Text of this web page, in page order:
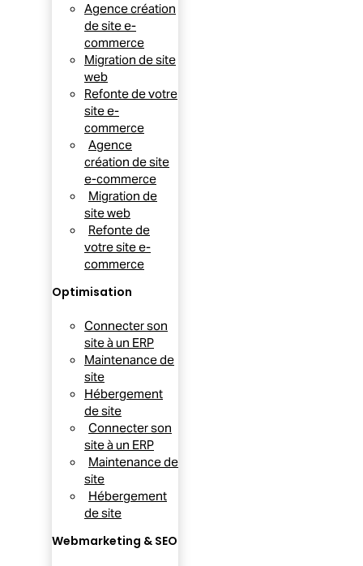
Agence création
de site e-
commerce
Migration de site
web
Refonte de votre
site e-
commerce
Agence
création de site
e-commerce
Migration de
site web
Refonte de
votre site e-
commerce
Optimisation
Connecter son
site à un ERP
Maintenance de
site
Hébergement
de site
Connecter son
site à un ERP
Maintenance de
site
Hébergement
de site
Webmarketing & SEO